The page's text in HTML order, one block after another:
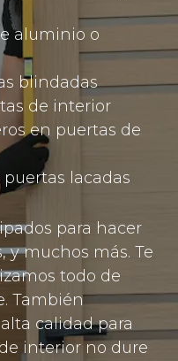
aluminio o
blindadas
de interior
en puertas de
lacadas
para hacer
y muchos más. Te
todo de
También
calidad para
interior no dure